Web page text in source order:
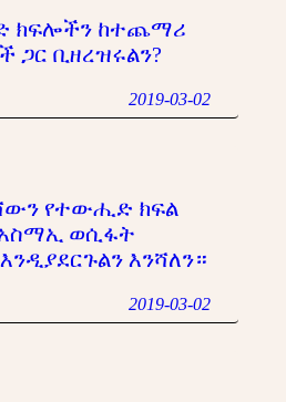
ክፍሎችን ከተጨማሪ
ቢዘረዝሩልን?
2019-03-02
የተውሒድ ክፍል
ወሲፋት
እንሻለን።
2019-03-02